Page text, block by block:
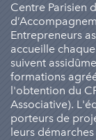
Centre Parisien
Entrepreneurs
accueille
suivent
formations
l'obtention du
Associative).
porteurs de
leurs